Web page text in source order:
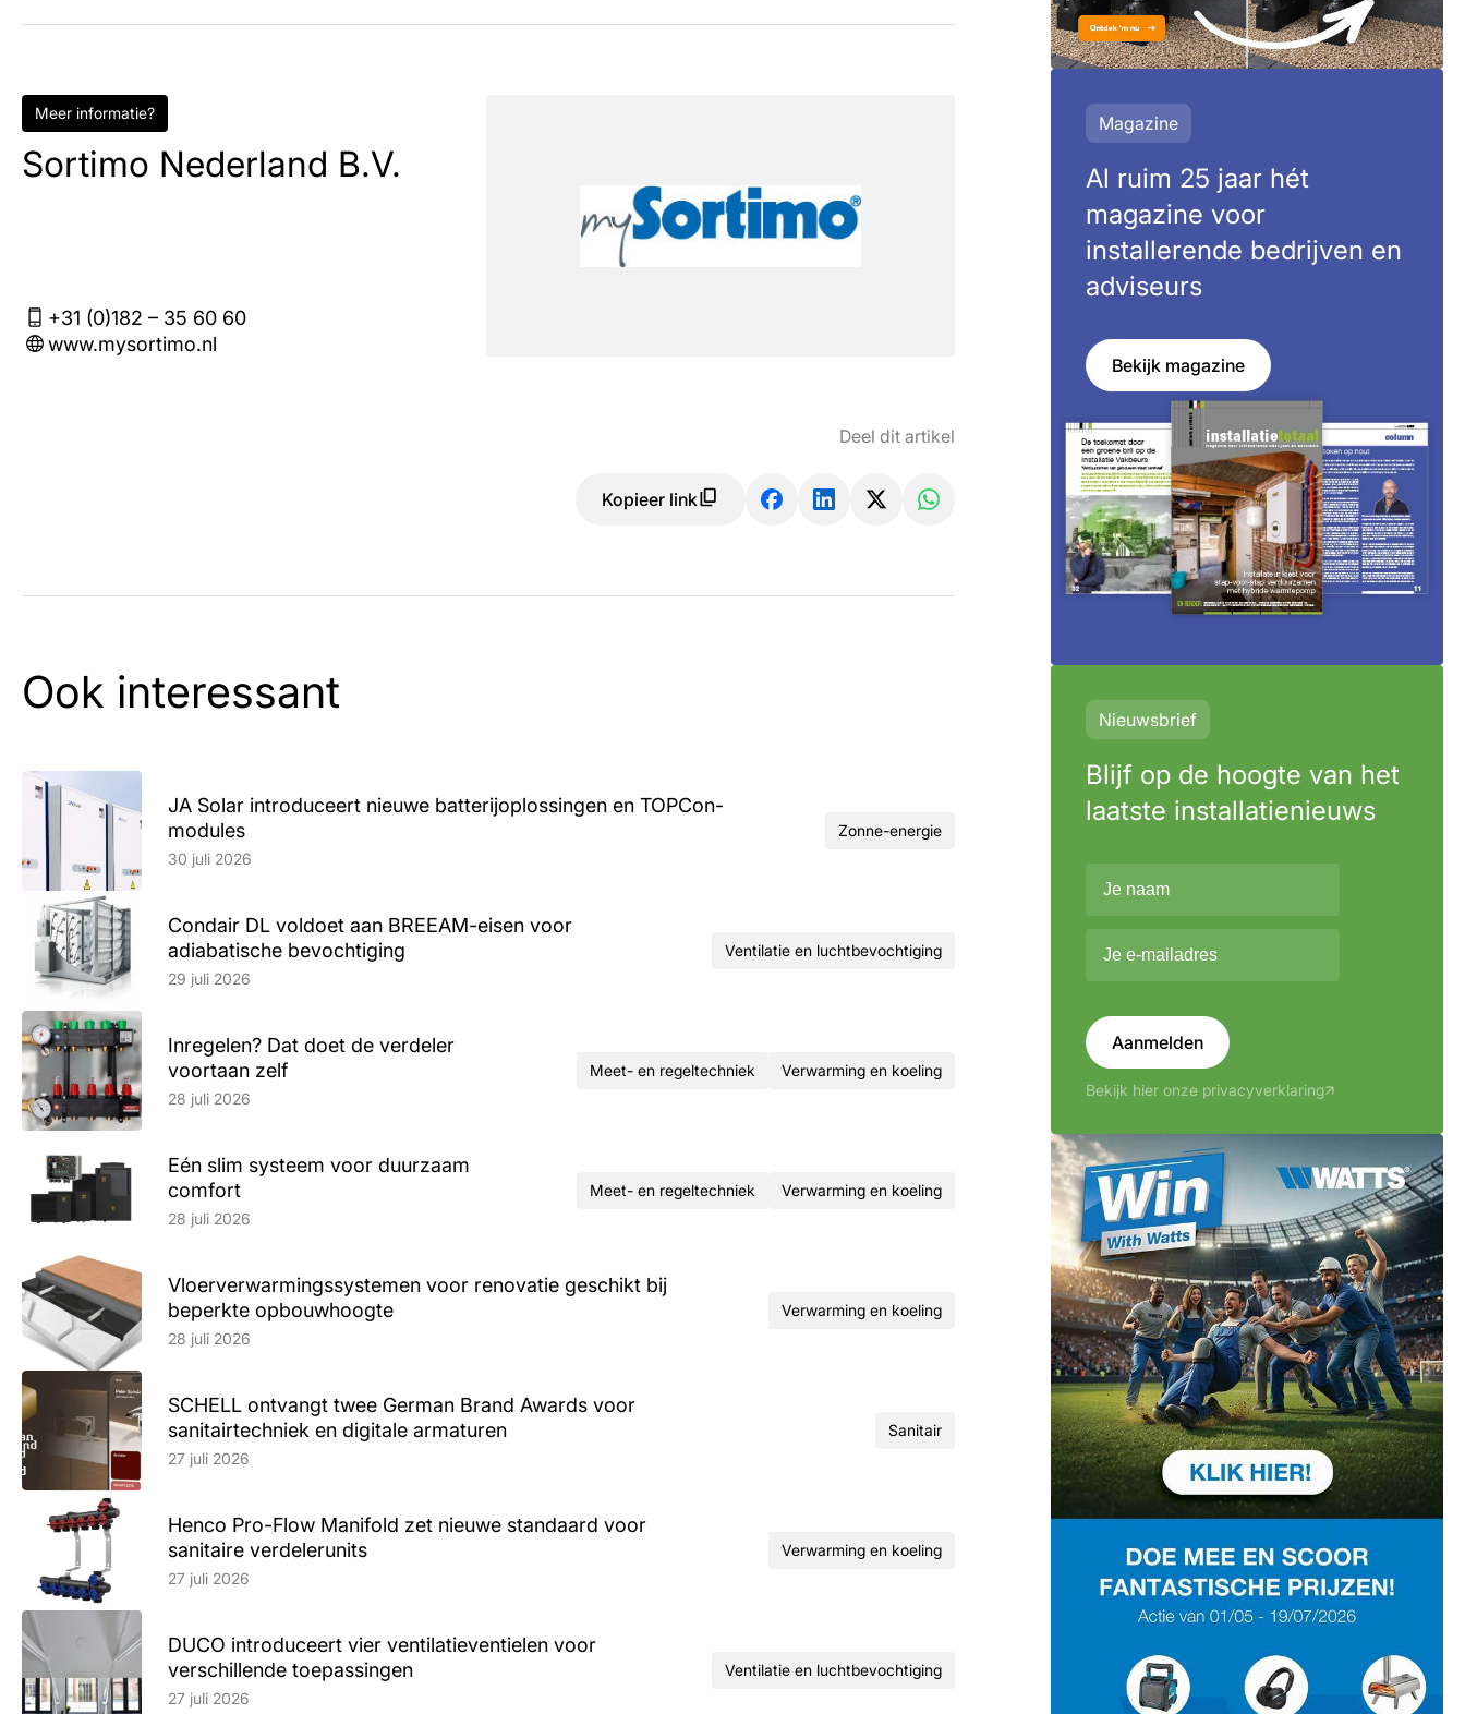
Meer informatie?
Sortimo Nederland B.V.
+31 (0)182 – 35 60 60
www.mysortimo.nl
Deel dit artikel
Kopieer link
Ook interessant
JA Solar introduceert nieuwe batterijoplossingen en TOPCon-
modules
Lees artikel
30 juli 2026
Zonne-energie
Condair DL voldoet aan BREEAM-eisen voor
adiabatische bevochtiging
Lees artikel
29 juli 2026
Ventilatie en luchtbevochtiging
Inregelen? Dat doet de verdeler
voortaan zelf
Lees artikel
28 juli 2026
Meet- en regeltechniek Verwarming en koeling
Eén slim systeem voor duurzaam
comfort
Lees artikel
28 juli 2026
Meet- en regeltechniek Verwarming en koeling
Vloerverwarmingssystemen voor renovatie geschikt bij
beperkte opbouwhoogte
Lees artikel
28 juli 2026
Verwarming en koeling
SCHELL ontvangt twee German Brand Awards voor
sanitairtechniek en digitale armaturen
Lees artikel
27 juli 2026
Sanitair
Henco Pro-Flow Manifold zet nieuwe standaard voor
sanitaire verdelerunits
Lees artikel
27 juli 2026
Verwarming en koeling
DUCO introduceert vier ventilatieventielen voor
verschillende toepassingen
Lees artikel
27 juli 2026
Ventilatie en luchtbevochtiging
Magazine
Al ruim 25 jaar hét
magazine voor
installerende bedrijven en
adviseurs
Bekijk magazine
Nieuwsbrief
Blijf op de hoogte van het
laatste installatienieuws
Aanmelden
Bekijk hier onze privacyverklaring